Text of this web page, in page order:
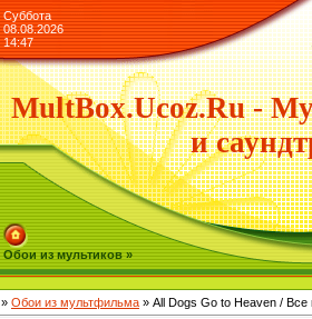
Суббота
08.08.2026
14:47
MultBox.Ucoz.Ru -
и
Обои из мультиков »
» Обои из мультфильма » All Dogs Go to Heaven /